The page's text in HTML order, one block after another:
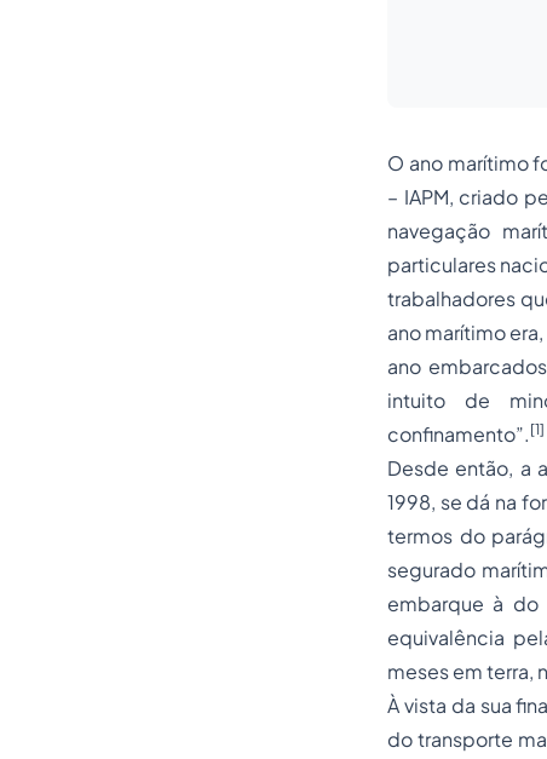
O ano marítimo
– IAPM, criado
navegação
particulares
trabalhadores
ano marítimo
ano
intuito de
confinamento”. [1]
Desde então, a
1998, se dá na
termos do
segurado
embarque à do
equivalência
meses em terra,
À vista da sua
do transporte